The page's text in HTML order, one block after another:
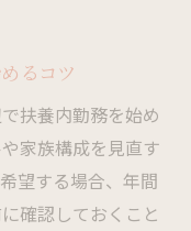
るコツ
扶養内勤務を始め
家族構成を見直す
望する場合、年間
確認しておくこと